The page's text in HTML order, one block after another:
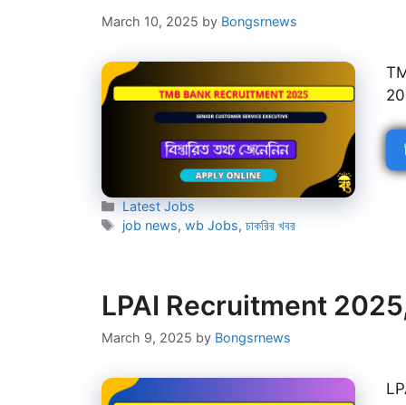
March 10, 2025 by Bongsrnews
Categories
Latest Jobs
Tags
job news,wb Jobs,চাকরির খবর
LPAI Recruitment
March 9, 2025 by Bongsrnews